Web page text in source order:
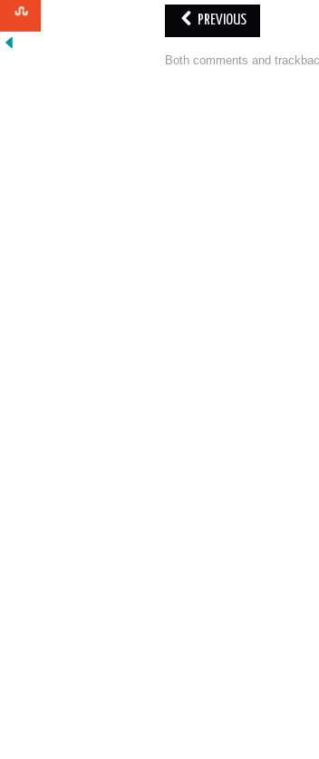
PREVIOUS
Both comments and